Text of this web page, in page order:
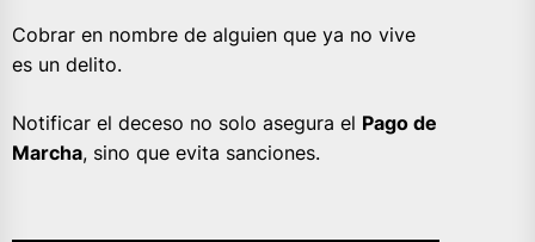
Cobrar en nombre de alguien que ya no vive
es un delito.
Notificar el deceso no solo asegura el Pago de
Marcha, sino que evita sanciones.